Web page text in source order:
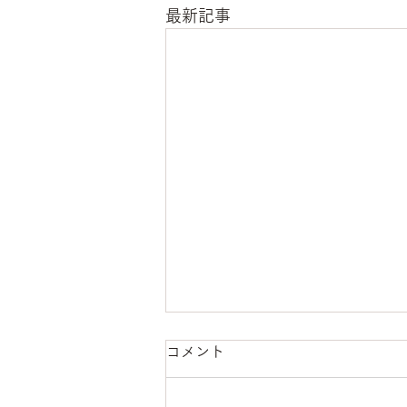
最新記事
新年のご挨拶
コメント